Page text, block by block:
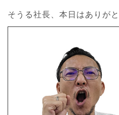
そうる社長、本日はありが